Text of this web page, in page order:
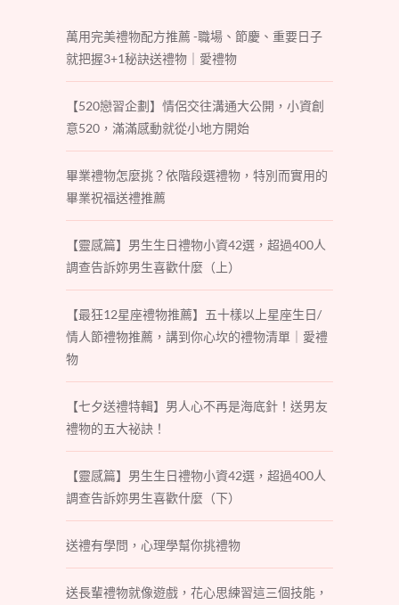
萬用完美禮物配方推薦 -職場、節慶、重要日子
就把握3+1秘訣送禮物｜愛禮物
【520戀習企劃】情侶交往溝通大公開，小資創
意520，滿滿感動就從小地方開始
畢業禮物怎麼挑？依階段選禮物，特別而實用的
畢業祝福送禮推薦
【靈感篇】男生生日禮物小資42選，超過400人
調查告訴妳男生喜歡什麼（上）
【最狂12星座禮物推薦】五十樣以上星座生日/
情人節禮物推薦，講到你心坎的禮物清單｜愛禮
物
【七夕送禮特輯】男人心不再是海底針！送男友
禮物的五大祕訣！
【靈感篇】男生生日禮物小資42選，超過400人
調查告訴妳男生喜歡什麼（下）
送禮有學問，心理學幫你挑禮物
送長輩禮物就像遊戲，花心思練習這三個技能，